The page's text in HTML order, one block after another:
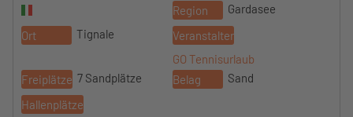
Region
Gardasee
Ort
Tignale
Veranstalter
GO Tennisurlaub
Freiplätze 7 Sandplätze Belag
Sand
Hallenplätze